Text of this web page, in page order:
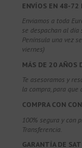
ENVÍOS EN 48-72
Enviamos a toda
se despachan al
Península una vez
viernes)
MÁS DE 20 AÑOS
Te asesoramos y
la compra, para que
COMPRA CON
100% segura y con
Transferencia.
GARANTÍA DE